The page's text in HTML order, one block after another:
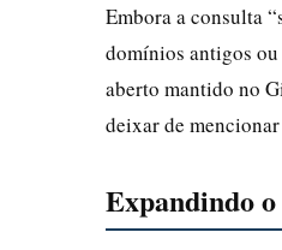
Embora a consulta
domínios antigos
aberto mantido no
deixar de
Expandindo